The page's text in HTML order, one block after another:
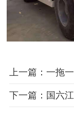
上一篇：一拖
下一篇：国六